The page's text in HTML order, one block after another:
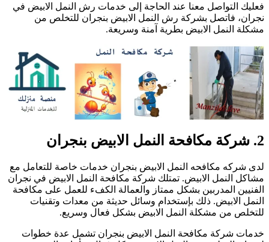
التواصل معنا عند الحاجة إلى خدمات رش النمل الابيض في
فاتصل بشركة رش النمل الابيض بنجران للتخلص من
النمل الابيض بطرية آمنة وسريعة.
الابيض بنجران
شركه مكافحه النمل الابيض بنجران خدمات خاصة للتعامل مع
النمل الابيض. تمتلك شركة مكافحة النمل الابيض في نجران
المدربين بشكل ممتاز والعمالة الكفء للعمل على مكافحة
الابيض. ذلك بإستخدام وسائل حديثة من معدات وتقنيات
من مشكلة النمل الابيض بشكل فعال وسريع.
شركة مكافحة النمل الابيض بنجران تشمل عدة خطوات